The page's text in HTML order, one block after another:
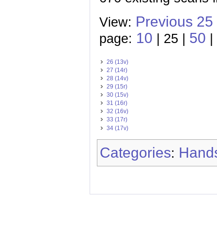
View: Previous 25
page: 10 | 25 | 50
26 (13v)
27 (14r)
28 (14v)
29 (15r)
30 (15v)
31 (16r)
32 (16v)
33 (17r)
34 (17v)
Categories: